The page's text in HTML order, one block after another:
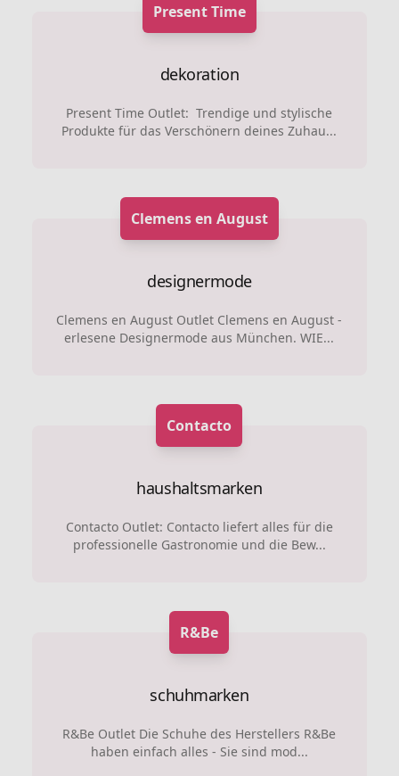
Present Time
dekoration
Present Time Outlet: Trendige und stylische
Produkte für das Verschönern deines Zuhau...
Clemens en August
designermode
Clemens en August Outlet Clemens en August -
erlesene Designermode aus München. WIE...
Contacto
haushaltsmarken
Contacto Outlet: Contacto liefert alles für die
professionelle Gastronomie und die Bew...
R&Be
schuhmarken
R&Be Outlet Die Schuhe des Herstellers R&Be
haben einfach alles - Sie sind mod...